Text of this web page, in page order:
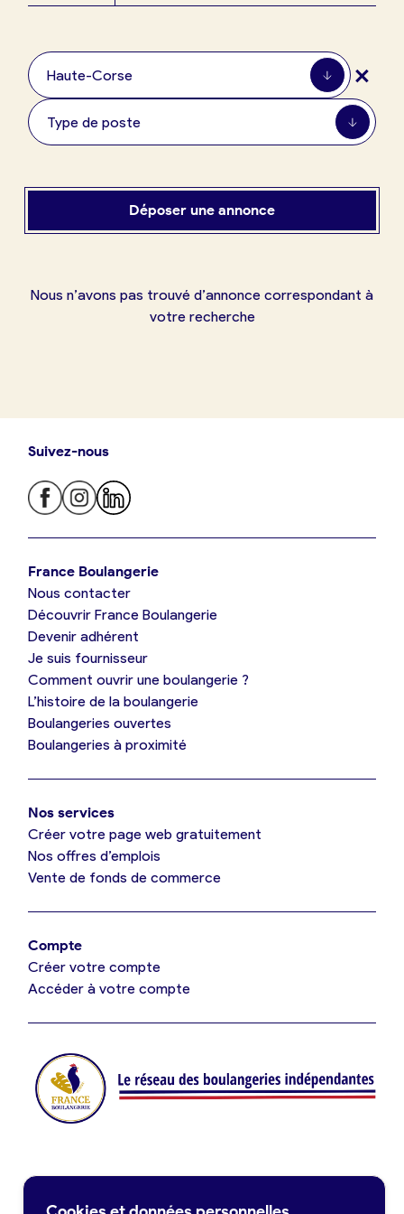
Je trouve ma boulangerie
Je suis boulanger
Je découvre France Boulangerie
Mes tarifs
Je référence ma boulangerie (gratuit)
Offres d’emploi
Je suis fournisseur
Je crée mon compte
ma
Je crée mon compte Connexion
Haute-Corse +
Type de poste
Déposer une annonce
Nous n’avons pas trouvé d’annonce correspondant à
votre recherche
Suivez-nous
France Boulangerie
Nous contacter
Découvrir France Boulangerie
Devenir adhérent
Je suis fournisseur
Comment ouvrir une boulangerie ?
L’histoire de la boulangerie
Boulangeries ouvertes
Boulangeries à proximité
Nos services
Créer votre page web gratuitement
Nos offres d’emplois
Vente de fonds de commerce
Compte
Créer votre compte
Accéder à votre compte